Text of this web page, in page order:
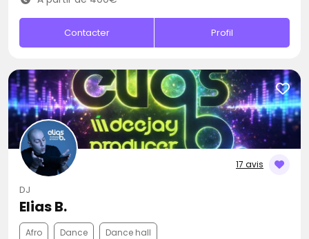
Contacter Profil
17 avis
DJ
Elias B.
Afro Dance Dance hall